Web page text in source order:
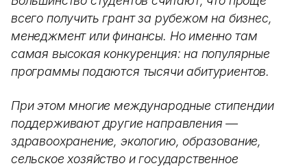
всего получить грант за рубежом на бизнес,
менеджмент или финансы. Но именно там
самая высокая конкуренция: на популярные
программы подаются тысячи абитуриентов.
При этом многие международные стипендии
поддерживают другие направления —
здравоохранение, экологию, образование,
сельское хозяйство и государственное